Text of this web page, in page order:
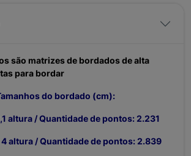
são matrizes de bordados de alta
para bordar
do bordado (cm):
altura / Quantidade de pontos: 2.231
altura / Quantidade de pontos: 2.839